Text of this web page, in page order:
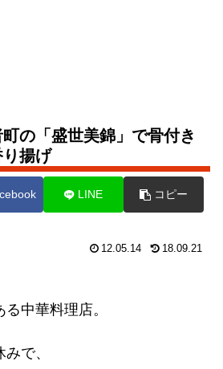
町の「盛世美錦」で骨付き
揚げ
LINE コピー
12.05.14 18.09.21
中華料理店。
で、